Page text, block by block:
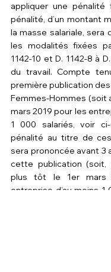
appliquer une pénalité
pénalité, d’un montant
la masse salariale, sera
les modalités fixées
1142-10 et D. 1142-8 à
du travail. Compte
première publication des
Femmes-Hommes (soit
mars 2019 pour les
1 000 salariés, voir
pénalité au titre de
sera prononcée avant 3
cette publication (soit,
plus tôt le 1er mars
entreprise d’au moins 1